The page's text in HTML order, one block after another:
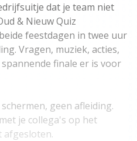
dat je team niet
& Nieuw Quiz
feestdagen in twee uur
Vragen, muziek, acties,
finale er is voor
geen afleiding.
je collega's op het
afgesloten.